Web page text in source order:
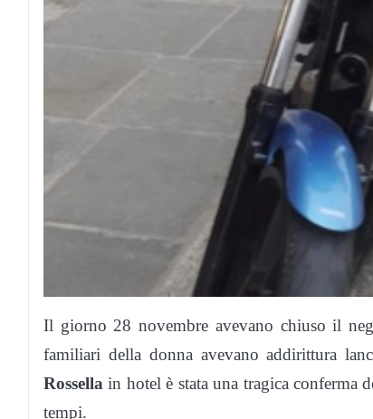
Il giorno 28 novembre avevano chiuso il
familiari della donna avevano addirittura
Rossella in hotel è stata una tragica conferma
tempi.